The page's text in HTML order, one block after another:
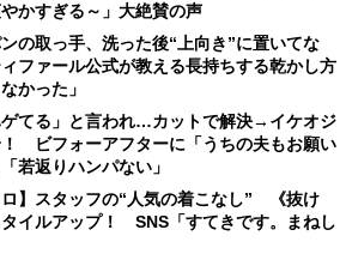
かすぎる～」大絶賛の声
の取っ手、洗った後“上向き”に置いてな
ファール公式が教える長持ちする乾かし方
かった」
てる」と言われ…カットで解決→イケオジ
ビフォーアフターに「うちの夫もお願い
若返りハンパない」
ロ】スタッフの“人気の着こなし” 《抜け
イルアップ！ SNS「すてきです。まねし